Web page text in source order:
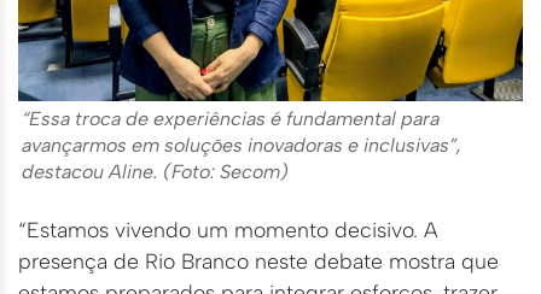
“Essa troca de experiências é fundamental para
avançarmos em soluções inovadoras e inclusivas”,
destacou Aline. (Foto: Secom)
“Estamos vivendo um momento decisivo. A
presença de Rio Branco neste debate mostra que